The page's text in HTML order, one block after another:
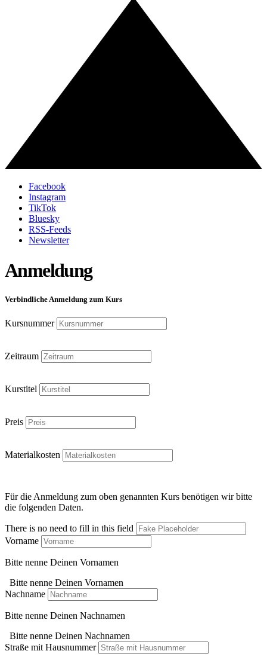
Facebook
Instagram
TikTok
Bluesky
RSS-Feeds
Newsletter
Anmeldung
Verbindliche Anmeldung zum Kurs
Kursnummer
Zeitraum
Kurstitel
Preis
Materialkosten
Für die Anmeldung zum oben genannten Kurs benötigen wir bitte
die folgenden Daten.
There is no need to fill in this field
Vorname
Bitte nenne Deinen Vornamen
Bitte nenne Deinen Vornamen
Nachname
Bitte nenne Deinen Nachnamen
Bitte nenne Deinen Nachnamen
Straße mit Hausnummer